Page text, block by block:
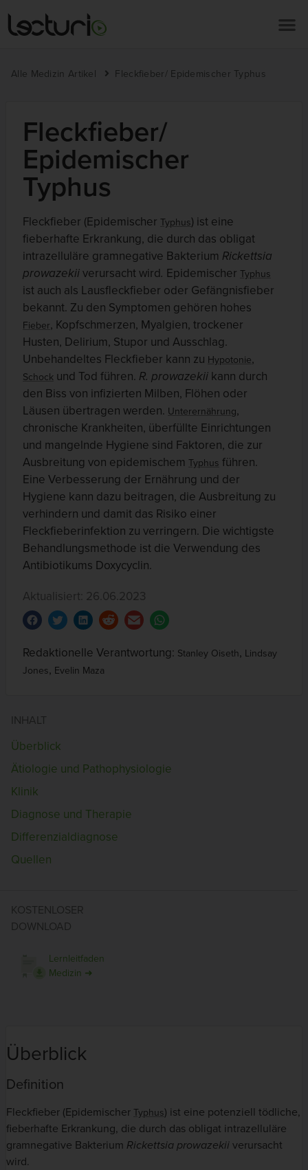
Alle Medizin Artikel Fleckfieber/ Epidemischer Typhus
Fleckfieber/
Epidemischer
Typhus
Fleckfieber (Epidemischer Typhus) ist eine
fieberhafte Erkrankung, die durch das obligat
intrazelluläre gramnegative Bakterium Rickettsia
prowazekiiverursacht wird. Epidemischer Typhus
ist auch als Lausfleckfieber oder Gefängnisfieber
bekannt. Zu den Symptomen gehören hohes
Fieber, Kopfschmerzen, Myalgien, trockener
Husten, Delirium, Stupor und Ausschlag.
Unbehandeltes Fleckfieber kann zu Hypotonie,
Schock und Tod führen. R. prowazekii kann durch
den Biss von infizierten Milben, Flöhen oder
Läusen übertragen werden. Unterernährung,
chronische Krankheiten, überfüllte Einrichtungen
und mangelnde Hygiene sind Faktoren, die zur
Ausbreitung von epidemischem Typhus führen.
Eine Verbesserung der Ernährung und der
Hygiene kann dazu beitragen, die Ausbreitung zu
verhindern und damit das Risiko einer
Fleckfieberinfektion zu verringern. Die wichtigste
Behandlungsmethode ist die Verwendung des
Antibiotikums Doxycyclin.
Aktualisiert: 26.06.2023
Redaktionelle Verantwortung: Stanley Oiseth, Lindsay
Jones, Evelin Maza
INHALT
Überblick
Ätiologie und Pathophysiologie
Klinik
Diagnose und Therapie
Differenzialdiagnose
Quellen
KOSTENLOSER
DOWNLOAD
Lernleitfaden
Medizin ➜
Überblick
Definition
Fleckfieber (Epidemischer Typhus) ist eine potenziell tödliche,
fieberhafte Erkrankung, die durch das obligat intrazelluläre
gramnegative Bakterium Rickettsia prowazekii verursacht
wird.